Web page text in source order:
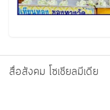
สื่อสังคม โซเชียลมีเดีย